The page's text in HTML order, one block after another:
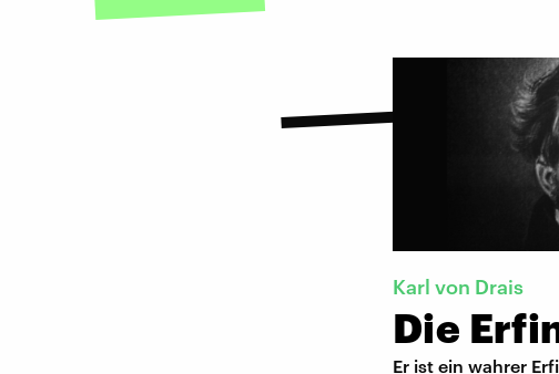
Karl von Drais
Die
Er ist ein wahrer